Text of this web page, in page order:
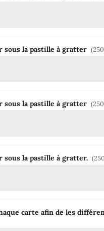
sous la pastille à gratter
sous la pastille à gratter
la pastille à gratter.
carte afin de les